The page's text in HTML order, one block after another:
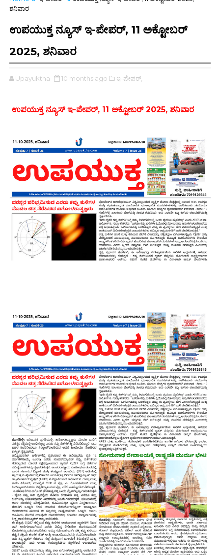
ಶನಿವಾರ
ಉಪಯುಕ್ತ ನ್ಯೂಸ್ ಇ-ಪೇಪರ್, 11 ಅಕ್ಟೋಬರ್
2025, ಶನಿವಾರ
Upayuktha 10 months ago ಇ-ಪೇಪರ್‌,
ಉಪಯುಕ್ತ ನ್ಯೂಸ್ ಇ-ಪೇಪರ್, 11 ಅಕ್ಟೋಬರ್ 2025, ಶನಿವಾರ